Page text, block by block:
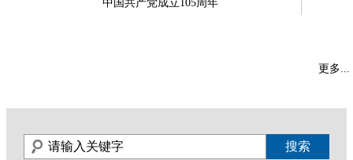
中国共产党成立105周年
更多...